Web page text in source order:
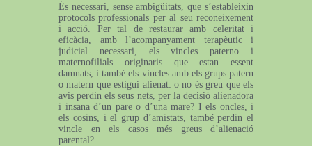
És necessari, sense ambigüitats, que s’estableixin
protocols professionals per al seu reconeixement
i acció. Per tal de restaurar amb celeritat i
eficàcia, amb l’acompanyament terapèutic i
judicial necessari, els vincles paterno i
maternofilials originaris que estan essent
damnats, i també els vincles amb els grups patern
o matern que estigui alienat: o no és greu que els
avis perdin els seus nets, per la decisió alienadora
i insana d’un pare o d’una mare? I els oncles, i
els cosins, i el grup d’amistats, també perdin el
vincle en els casos més greus d’alienació
parental?